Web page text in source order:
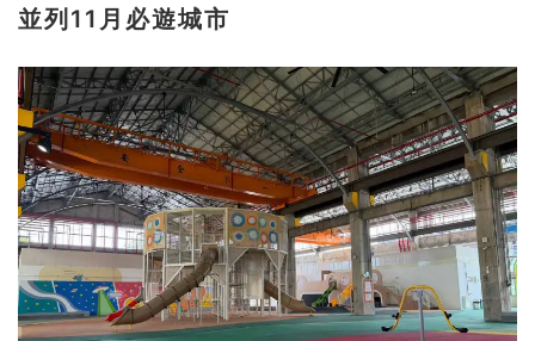
並列11月必遊城市